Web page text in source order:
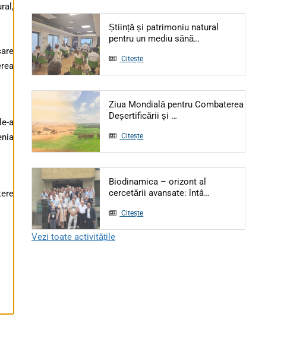
le-a
Știință și patrimoniu natural
pentru un mediu sănă…
Citește
Ziua Mondială pentru Combaterea
Deșertificării și …
Citește
Biodinamica – orizont al
cercetării avansate: întâ…
Citește
Vezi toate activitățile